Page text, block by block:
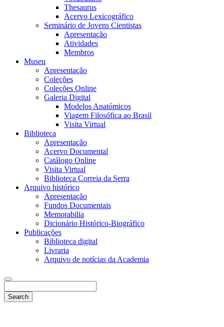
Thesaurus
Acervo Lexicográfico
Seminário de Jovens Cientistas
Apresentação
Atividades
Membros
Museu
Apresentação
Coleções
Coleções Online
Galeria Digital
Modelos Anatómicos
Viagem Filosófica ao Brasil
Visita Virtual
Biblioteca
Apresentação
Acervo Documental
Catálogo Online
Visita Virtual
Biblioteca Correia da Serra
Arquivo histórico
Apresentação
Fundos Documentais
Memorabilia
Dicionário Histórico-Biográfico
Publicações
Biblioteca digital
Livraria
Arquivo de notícias da Academia